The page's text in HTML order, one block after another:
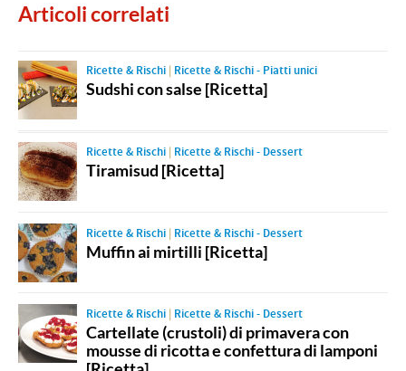
Articoli correlati
Ricette & Rischi | Ricette & Rischi - Piatti unici
Sudshi con salse [Ricetta]
Ricette & Rischi | Ricette & Rischi - Dessert
Tiramisud [Ricetta]
Ricette & Rischi | Ricette & Rischi - Dessert
Muffin ai mirtilli [Ricetta]
Ricette & Rischi | Ricette & Rischi - Dessert
Cartellate (crustoli) di primavera con
mousse di ricotta e confettura di lamponi